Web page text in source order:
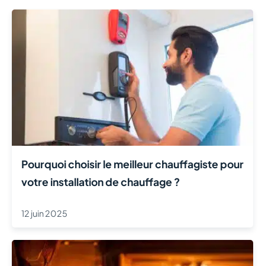
Pourquoi choisir le meilleur chauffagiste pour
votre installation de chauffage ?
12 juin 2025